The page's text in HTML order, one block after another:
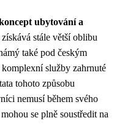
ubytování a
stále větší oblibu
také pod českým
služby zahrnuté
tohoto způsobu
nemusí během svého
se plně soustředit na